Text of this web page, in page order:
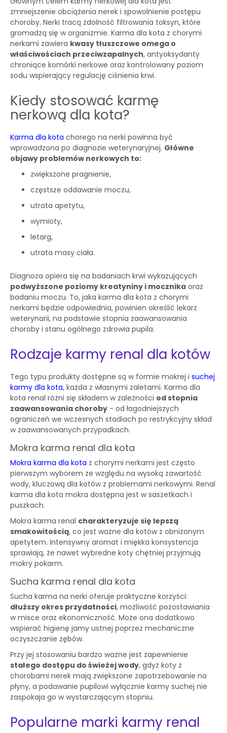
zmniejszenie obciążenia nerek i spowolnienie postępu
choroby. Nerki tracą zdolność filtrowania toksyn, które
gromadzą się w organizmie. Karma dla kota z chorymi
nerkami zawiera kwasy tłuszczowe omega o
właściwościach przeciwzapalnych, antyoksydanty
chroniące komórki nerkowe oraz kontrolowany poziom
sodu wspierający regulację ciśnienia krwi.
Kiedy stosować karmę
nerkową dla kota?
Karma dla kota chorego na nerki powinna być
wprowadzona po diagnozie weterynaryjnej. Główne
objawy problemów nerkowych to:
zwiększone pragnienie,
częstsze oddawanie moczu,
utrata apetytu,
wymioty,
letarg,
utrata masy ciała.
Diagnoza opiera się na badaniach krwi wykazujących
podwyższone poziomy kreatyniny i mocznika oraz
badaniu moczu. To, jaka karma dla kota z chorymi
nerkami będzie odpowiednia, powinien określić lekarz
weterynarii, na podstawie stopnia zaawansowania
choroby i stanu ogólnego zdrowia pupila.
Rodzaje karmy renal dla kotów
Tego typu produkty dostępne są w formie mokrej i suchej
karmy dla kota, każda z własnymi zaletami. Karma dla
kota renal różni się składem w zależności od stopnia
zaawansowania choroby - od łagodniejszych
ograniczeń we wczesnych stadiach po restrykcyjny skład
w zaawansowanych przypadkach.
Mokra karma renal dla kota
Mokra karma dla kota z chorymi nerkami jest często
pierwszym wyborem ze względu na wysoką zawartość
wody, kluczową dla kotów z problemami nerkowymi. Renal
karma dla kota mokra dostępna jest w saszetkach i
puszkach.
Mokra karma renal charakteryzuje się lepszą
smakowitością, co jest ważne dla kotów z obniżonym
apetytem. Intensywny aromat i miękka konsystencja
sprawiają, że nawet wybredne koty chętniej przyjmują
mokry pokarm.
Sucha karma renal dla kota
Sucha karma na nerki oferuje praktyczne korzyści:
dłuższy okres przydatności, możliwość pozostawiania
w misce oraz ekonomiczność. Może ona dodatkowo
wspierać higienę jamy ustnej poprzez mechaniczne
oczyszczanie zębów.
Przy jej stosowaniu bardzo ważne jest zapewnienie
stałego dostępu do świeżej wody, gdyż koty z
chorobami nerek mają zwiększone zapotrzebowanie na
płyny, a podawanie pupilowi wyłącznie karmy suchej nie
zaspokaja go w wystarczającym stopniu.
Popularne marki karmy renal